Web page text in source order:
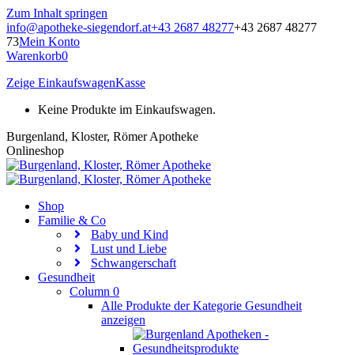
Zum Inhalt springen
info@apotheke-siegendorf.at+43 2687 48277+43 2687 48277
73Mein Konto
Warenkorb0
Zeige EinkaufswagenKasse
Keine Produkte im Einkaufswagen.
Burgenland, Kloster, Römer Apotheke
Onlineshop
Shop
Familie & Co
Baby und Kind
Lust und Liebe
Schwangerschaft
Gesundheit
Column 0
Alle Produkte der Kategorie Gesundheit
anzeigen